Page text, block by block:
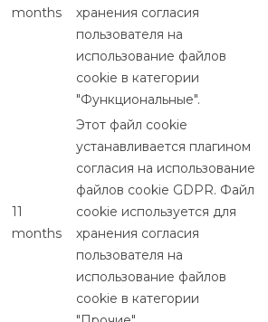
months
хранения согласия
пользователя на
использование файлов
cookie в категории
"Функциональные".
11
months
Этот файл cookie
устанавливается плагином
согласия на использование
файлов cookie GDPR. Файл
cookie используется для
хранения согласия
пользователя на
использование файлов
cookie в категории